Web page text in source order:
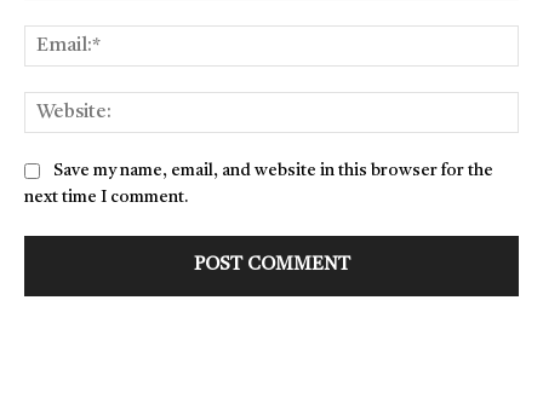
Save my name, email, and website in this browser for the
next time I comment.